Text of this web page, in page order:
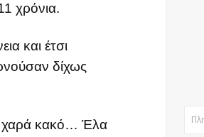
χρόνια.
και έτσι
δίχως
χαρά κακό… Έλα